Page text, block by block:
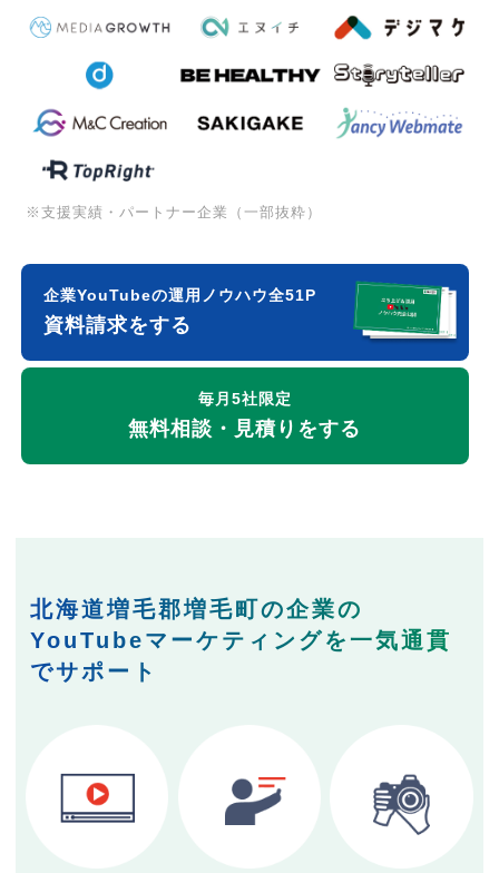
※支援実績・パートナー企業（一部抜粋）
企業YouTubeの運用ノウハウ全51P
資料請求をする
毎月5社限定
無料相談・見積りをする
北海道増毛郡増毛町の企業の
YouTubeマーケティングを一気通貫
でサポート